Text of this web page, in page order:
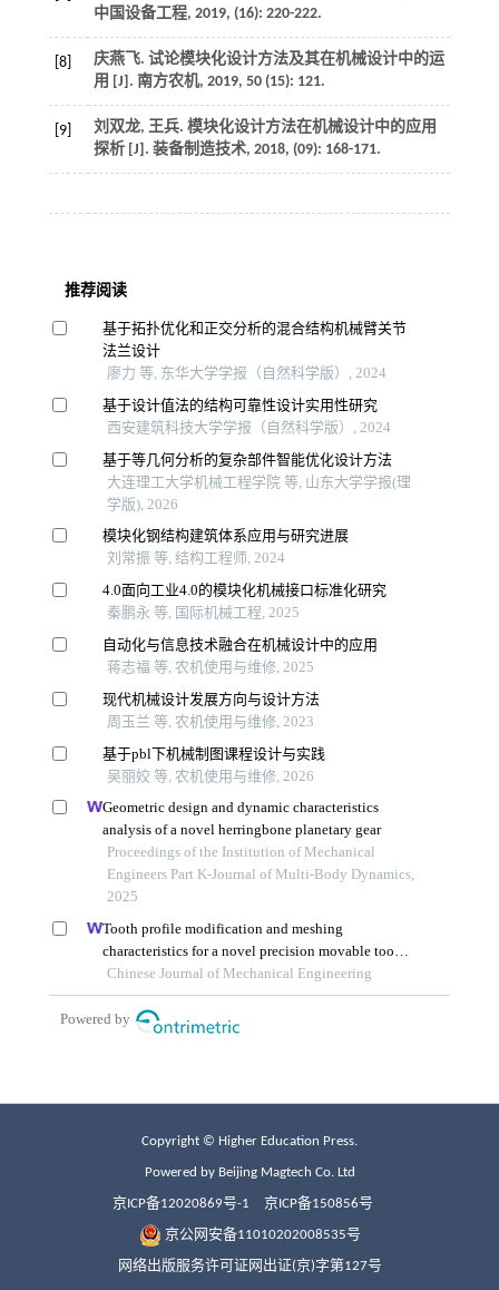
中国设备工程, 2019, (16): 220-222.
[8]
庆燕飞. 试论模块化设计方法及其在机械设计中的运
用 [J]. 南方农机, 2019, 50(15): 121.
[9]
刘双龙, 王兵. 模块化设计方法在机械设计中的应用
探析 [J]. 装备制造技术, 2018, (09): 168-171.
Copyright © Higher Education Press.
Powered by Beijing Magtech Co. Ltd
京ICP备12020869号-1 京ICP备150856号
京公网安备11010202008535号
网络出版服务许可证网出证(京)字第127号